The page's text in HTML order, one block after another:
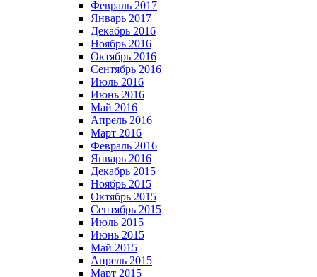
Февраль 2017
Январь 2017
Декабрь 2016
Ноябрь 2016
Октябрь 2016
Сентябрь 2016
Июль 2016
Июнь 2016
Май 2016
Апрель 2016
Март 2016
Февраль 2016
Январь 2016
Декабрь 2015
Ноябрь 2015
Октябрь 2015
Сентябрь 2015
Июль 2015
Июнь 2015
Май 2015
Апрель 2015
Март 2015